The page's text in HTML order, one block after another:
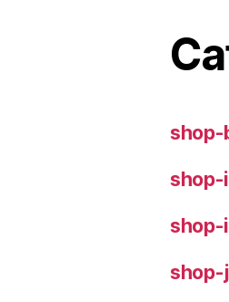
shop-
shop-
shop-
shop-